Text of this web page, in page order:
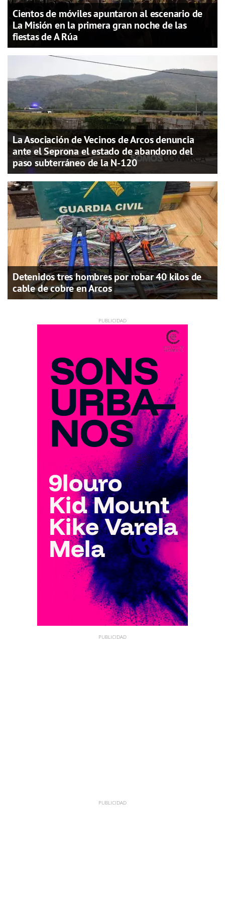
Cientos de móviles apuntaron al escenario de
La Misión en la primera gran noche de las
fiestas de A Rúa
La Asociación de Vecinos de Arcos denuncia
ante el Seprona el estado de abandono del
paso subterráneo de la N-120
Detenidos tres hombres por robar 40 kilos de
cable de cobre en Arcos